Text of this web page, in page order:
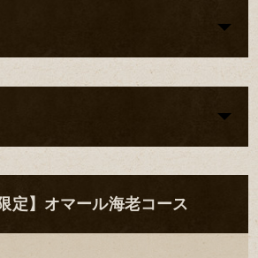
定】オマール海老コース